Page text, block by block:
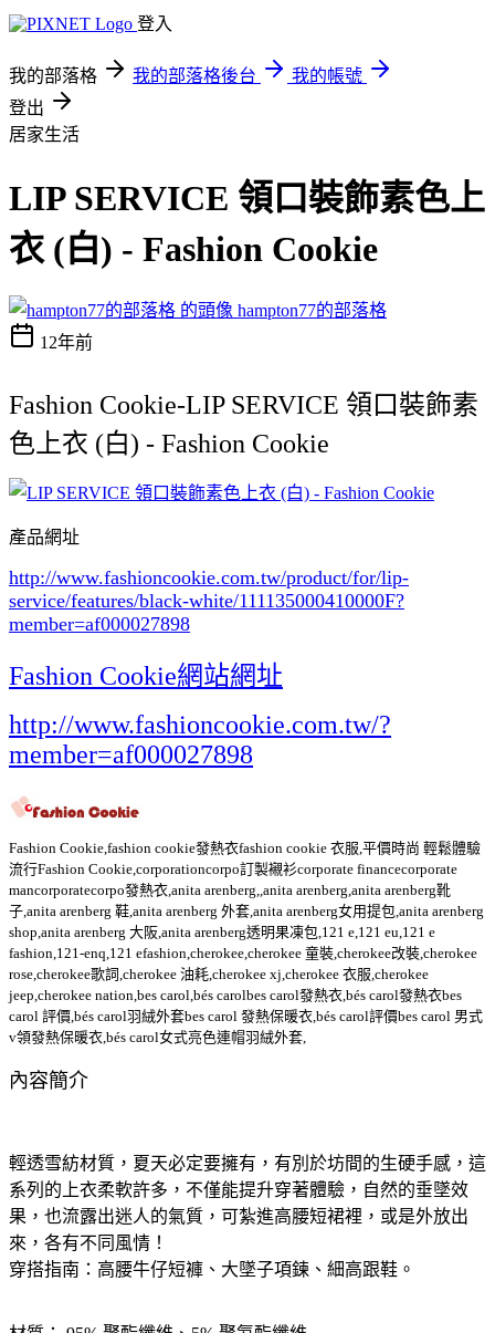
登入
我的部落格 我的部落格後台
我的帳號
登出
居家生活
LIP SERVICE 領口裝飾素色上
衣 (白) - Fashion Cookie
hampton77的部落格
12年前
Fashion Cookie-LIP SERVICE 領口裝飾素
色上衣 (白) - Fashion Cookie
產品網址
http://www.fashioncookie.com.tw/product/for/lip-
service/features/black-white/111135000410000F?
member=af000027898
Fashion Cookie網站網址
http://www.fashioncookie.com.tw/?
member=af000027898
Fashion Cookie,fashion cookie發熱衣fashion cookie 衣服,平價時尚 輕鬆體驗
流行Fashion Cookie,corporationcorpo訂製襯衫corporate financecorporate
mancorporatecorpo發熱衣,anita arenberg,,anita arenberg,anita arenberg靴
子,anita arenberg 鞋,anita arenberg 外套,anita arenberg女用提包,anita arenberg
shop,anita arenberg 大阪,anita arenberg透明果凍包,121 e,121 eu,121 e
fashion,121-enq,121 efashion,cherokee,cherokee 童裝,cherokee改裝,cherokee
rose,cherokee歌詞,cherokee 油耗,cherokee xj,cherokee 衣服,cherokee
jeep,cherokee nation,bes carol,bés carolbes carol發熱衣,bés carol發熱衣bes
carol 評價,bés carol羽絨外套bes carol 發熱保暖衣,bés carol評價bes carol 男式
v領發熱保暖衣,bés carol女式亮色連帽羽絨外套,
內容簡介
輕透雪紡材質，夏天必定要擁有，有別於坊間的生硬手感，這
系列的上衣柔軟許多，不僅能提升穿著體驗，自然的垂墜效
果，也流露出迷人的氣質，可紮進高腰短裙裡，或是外放出
來，各有不同風情！
穿搭指南：高腰牛仔短褲、大墜子項鍊、細高跟鞋。